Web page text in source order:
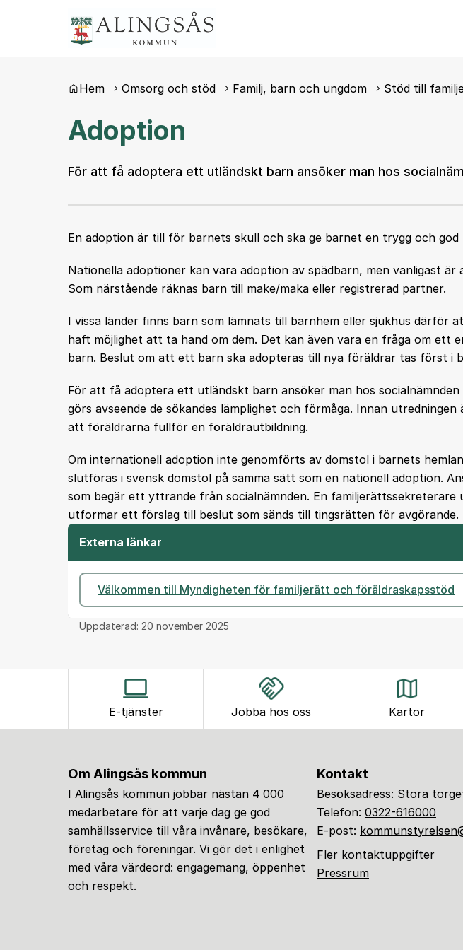
Du är här:
Hem Omsorg och stöd Familj, barn och ungdom Stöd till
Adoption
För att få adoptera ett utländskt barn ansöker man hos
En adoption är till för barnets skull och ska ge barnet en trygg och god
Nationella adoptioner kan vara adoption av spädbarn, men vanligast är
Som närstående räknas barn till make/maka eller registrerad partner.
I vissa länder finns barn som lämnats till barnhem eller sjukhus därför
haft möjlighet att ta hand om dem. Det kan även vara en fråga om ett
barn. Beslut om att ett barn ska adopteras till nya föräldrar tas först i
För att få adoptera ett utländskt barn ansöker man hos socialnämnden
görs avseende de sökandes lämplighet och förmåga. Innan
att föräldrarna fullför en föräldrautbildning.
Om internationell adoption inte genomförts av domstol i barnets
slutföras i svensk domstol på samma sätt som en nationell adoption.
som begär ett yttrande från socialnämnden. En familjerättssekreterare
utformar ett förslag till beslut som sänds till tingsrätten för avgörande.
Externa länkar
Välkommen till Myndigheten för familjerätt och föräldraskapsstöd
Uppdaterad: 20 november 2025
E-tjänster Jobba hos oss Kartor
Om Alingsås kommun
I Alingsås kommun jobbar nästan 4 000
medarbetare för att varje dag ge god
samhällsservice till våra invånare, besökare,
företag och föreningar. Vi gör det i enlighet
med våra värdeord: engagemang, öppenhet
och respekt.
Kontakt
Besöksadress: Stora
Telefon: 0322-616000
E-post:
Fler kontaktuppgifter
Pressrum